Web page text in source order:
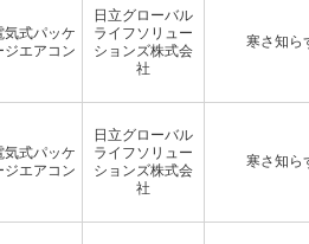
気式パッケ
ジエアコン
日立グローバル
ライフソリュー
ションズ株式会
社
寒さ知ら
気式パッケ
ジエアコン
日立グローバル
ライフソリュー
ションズ株式会
社
寒さ知ら